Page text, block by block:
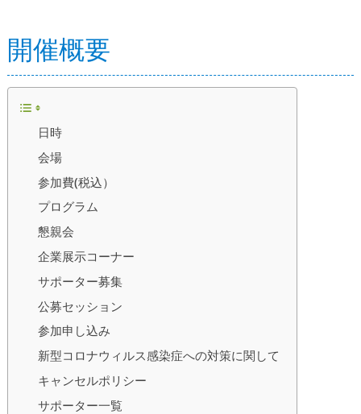
開催概要
日時
会場
参加費(税込）
プログラム
懇親会
企業展示コーナー
サポーター募集
公募セッション
参加申し込み
新型コロナウィルス感染症への対策に関して
キャンセルポリシー
サポーター一覧